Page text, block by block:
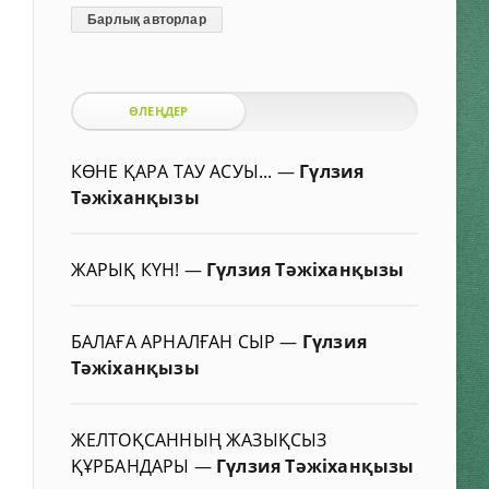
Барлық авторлар
ӨЛЕҢДЕР
КӨНЕ ҚАРА ТАУ АСУЫ... — Гүлзия
Тәжіханқызы
ЖАРЫҚ КҮН! — Гүлзия Тәжіханқызы
БАЛАҒА АРНАЛҒАН СЫР— Гүлзия
Тәжіханқызы
ЖЕЛТОҚСАННЫҢ ЖАЗЫҚСЫЗ
ҚҰРБАНДАРЫ — Гүлзия Тәжіханқызы